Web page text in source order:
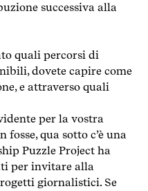
successiva alla
quali percorsi di
dovete capire come
e attraverso quali
per la vostra
fosse, qua sotto c’è una
Puzzle Project ha
per invitare alla
giornalistici. Se